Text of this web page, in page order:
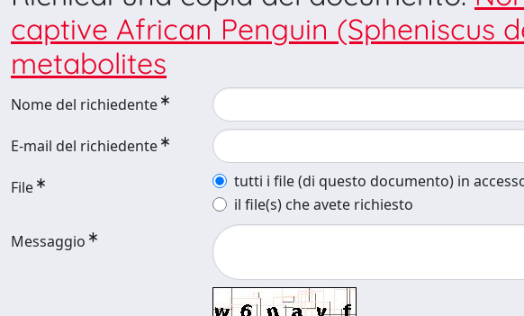
captive African Penguin (Spheniscus
metabolites
Nome del richiedente
E-mail del richiedente
File
tutti i file (di questo documento) in
il file(s) che avete richiesto
Messaggio